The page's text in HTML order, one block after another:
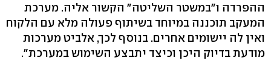
ההפרדה ו"במשטר השליטה" הקשור אליה. מערכת
המעקב תוכננה במיוחד בשיתוף פעולה מלא עם הלקוח
ואין לה יישומים אחרים. בנוסף לכך, אלביט מערכות
מודעת בדיוק היכן וכיצד יתבצע השימוש במערכת".